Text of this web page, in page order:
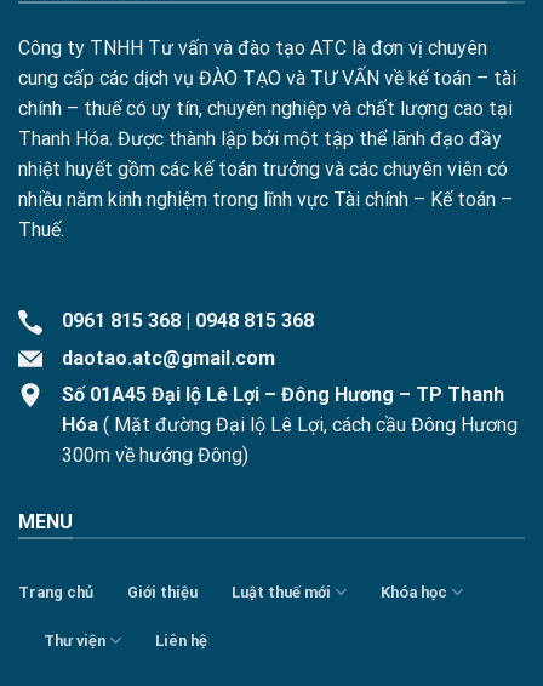
Công ty TNHH Tư vấn và đào tạo ATC là đơn vị chuyên
cung cấp các dịch vụ ĐÀO TẠO và TƯ VẤN về kế toán – tài
chính – thuế có uy tín, chuyên nghiệp và chất lượng cao tại
Thanh Hóa. Được thành lập bởi một tập thể lãnh đạo đầy
nhiệt huyết gồm các kế toán trưởng và các chuyên viên có
nhiều năm kinh nghiệm trong lĩnh vực Tài chính – Kế toán –
Thuế.
0961 815 368
0948 815 368
daotao.atc@gmail.com
Số 01A45 Đại lộ Lê Lợi – Đông Hương – TP Thanh
Hóa ( Mặt đường Đại lộ Lê Lợi, cách cầu Đông Hương
300m về hướng Đông)
MENU
Trang chủ Giới thiệu Luật thuế mới Khóa học
Thư viện Liên hệ